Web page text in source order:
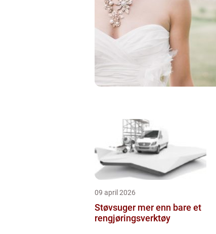
09 april 2026
Støvsuger mer enn bare et
rengjøringsverktøy